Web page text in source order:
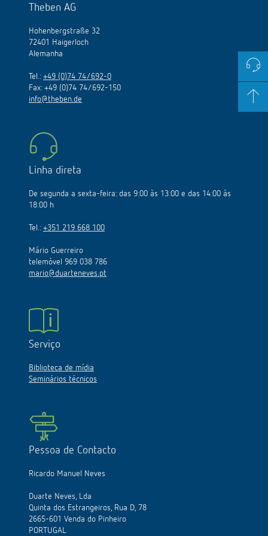
Theben AG
Hohenbergstraße 32
72401 Haigerloch
Alemanha
Tel.: +49 (0)74 74/692-0
Fax: +49 (0)74 74/692-150
info@theben.de
Linha direta
De segunda a sexta-feira: das 9:00 às 13:00 e das 14:00 às
18:00 h
Tel.: +351 219 668 100
Mário Guerreiro
telemóvel 969 038 786
mario@duarteneves.pt
Serviço
Biblioteca de mídia
Seminários técnicos
Pessoa de Contacto
Ricardo Manuel Neves
Duarte Neves, Lda
Quinta dos Estrangeiros, Rua D, 78
2665-601 Venda do Pinheiro
PORTUGAL